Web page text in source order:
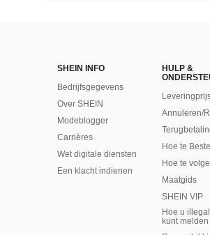
SHEIN INFO
Bedrijfsgegevens
Over SHEIN
Modeblogger
Carrières
Wet digitale diensten
Een klacht indienen
HULP &
Annuleren/
Hoe te
Hoe te
Maatgids
SHEIN VIP
Hoe u
kunt melden